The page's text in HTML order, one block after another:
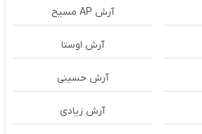
آرش AP مسیح
آرش اوستا
آرش حسینی
آرش زیادی